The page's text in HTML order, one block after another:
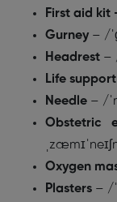
First aid kit
Gurney – /
Headrest –
Life support
Needle – /
Obstetric
Oxygen
Plasters – /